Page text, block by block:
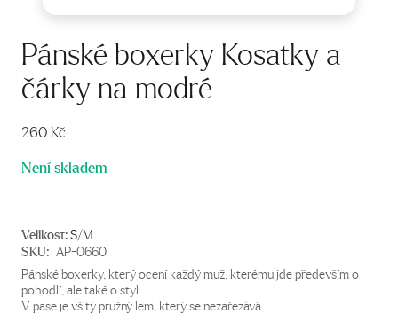
Pánské boxerky Kosatky a
čárky na modré
260 Kč
Není skladem
Velikost:S/M
SKU: AP-0660
Pánské boxerky, který ocení každý muž, kterému jde především o
pohodlí, ale také o styl.
V pase je všitý pružný lem, který se nezařezává.